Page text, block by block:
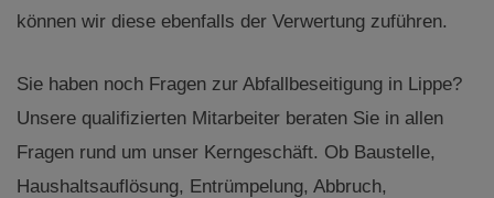
können wir diese ebenfalls der Verwertung zuführen.
Sie haben noch Fragen zur Abfallbeseitigung in Lippe?
Unsere qualifizierten Mitarbeiter beraten Sie in allen
Fragen rund um unser Kerngeschäft. Ob Baustelle,
Haushaltsauflösung, Entrümpelung, Abbruch,